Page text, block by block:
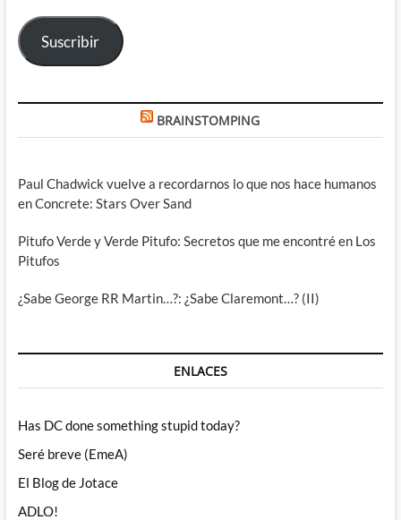
electrónico
Suscribir
BRAINSTOMPING
Paul Chadwick vuelve a recordarnos lo que nos hace humanos
en Concrete: Stars Over Sand
Pitufo Verde y Verde Pitufo: Secretos que me encontré en Los
Pitufos
¿Sabe George RR Martin…?: ¿Sabe Claremont…? (II)
ENLACES
Has DC done something stupid today?
Seré breve (EmeA)
El Blog de Jotace
ADLO!